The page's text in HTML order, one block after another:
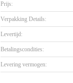
Prijs:
Verpakking Details:
Levertijd:
Betalingscondities:
Levering vermogen: